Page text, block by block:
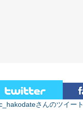
さんのツイート